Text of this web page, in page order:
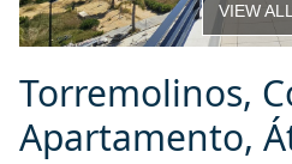
VIEW ALL
Torremolinos,
Apartamento,